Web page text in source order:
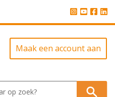
Maak een account aan